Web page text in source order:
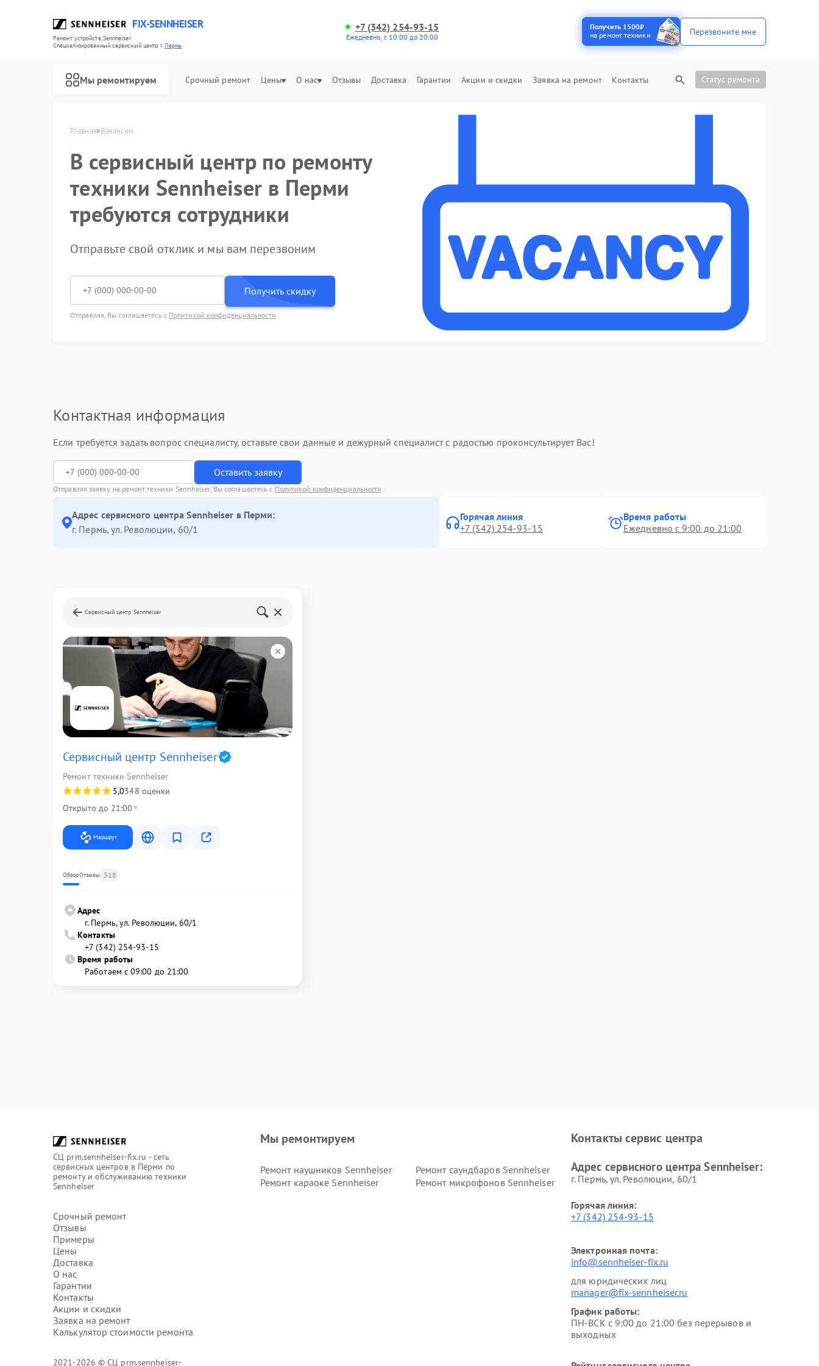
FIX-SENNHEISER
Ремонт устройств Sennheiser
Специализированный cервисный центр г.Пермь
+7 (342) 254-93-15
Ежедневно, с 10:00 до 20:00
Получить 1500₽
на ремонт техники
Перезвоните мне
Мы ремонтируем Срочный ремонт Цены О нас Отзывы Доставка Гарантии Акции и скидки Заявка на ремонт Контакты Статус ремонта
Главная Вакансии
В сервисный центр по ремонту
техники Sennheiser в Перми
требуются сотрудники
Отправьте свой отклик и мы вам перезвоним
Получить скидку
Отправляя, Вы соглашаетесь с Политикой конфиденциальности
Контактная информация
Если требуется задать вопрос специалисту, оставьте свои данные и дежурный специалист с радостью проконсультирует Вас!
Оставить заявку
Отправляя заявку на ремонт техники Sennheiser, Вы соглашаетесь с Политикой конфиденциальности
Адрес сервисного центра Sennheiser в Перми:
г. Пермь, ул. ​Революции, 60/1
Горячая линия
+7 (342) 254-93-15
Время работы
Ежедневно с 9:00 до 21:00
Сервисный центр Sennheiser
Сервисный центр Sennheiser
Ремонт техники Sennheiser
5,0348 оценки
Открыто до 21:00
Маршрут
ОбзорОтзывы 318
Адрес
г. Пермь, ул. ​Революции, 60/1
Контакты
+7 (342) 254-93-15
Время работы
Работаем с 09:00 до 21:00
СЦ prm.sennheiser-fix.ru - сеть
сервисных центров в Перми по
ремонту и обслуживанию техники
Sennheiser
Срочный ремонт
Отзывы
Примеры
Цены
Доставка
О нас
Гарантии
Контакты
Акции и скидки
Заявка на ремонт
Калькулятор стоимости ремонта
2021-2026 © СЦ prm.sennheiser-
Мы ремонтируем
Ремонт наушников Sennheiser
Ремонт саундбаров Sennheiser
Ремонт караоке Sennheiser
Ремонт микрофонов Sennheiser
Контакты сервис центра
Адрес сервисного центра Sennheiser:
г. Пермь, ул. ​Революции, 60/1
Горячая линия:
+7 (342) 254-93-15
Электронная почта:
info@sennheiser-fix.ru
для юридических лиц
manager@fix-sennheiser.ru
График работы:
ПН-ВСК с 9:00 до 21:00 без перерывов и
выходных